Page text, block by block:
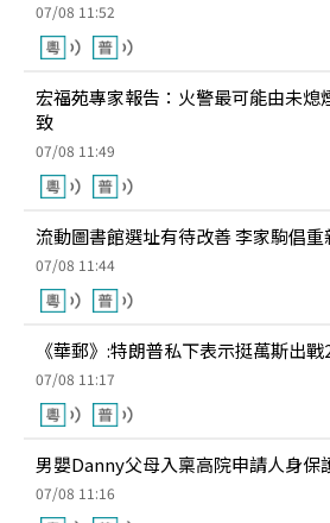
07/08 11:52
宏福苑專家報告：火警最可能由未熄
致
07/08 11:49
流動圖書館選址有待改善 李家駒倡
07/08 11:44
《華郵》:特朗普私下表示挺萬斯出
07/08 11:17
男嬰Danny父母入稟高院申請人身保
07/08 11:16